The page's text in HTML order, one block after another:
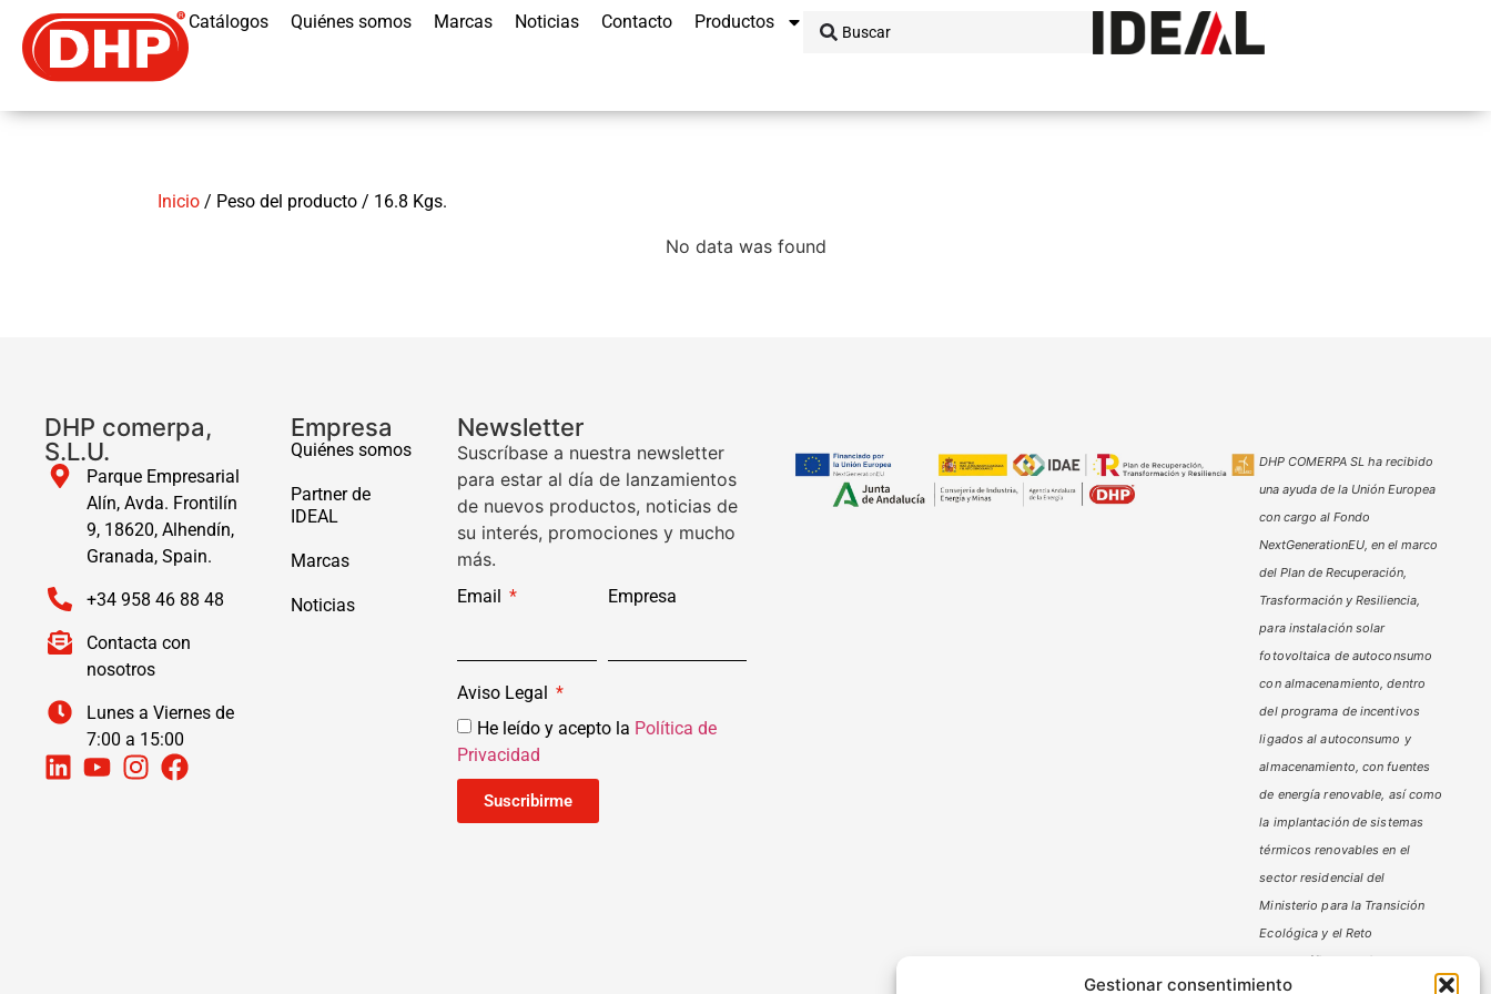
Gestionar consentimiento
Catálogos Quiénes somos Marcas Noticias Contacto Productos
Inicio / Peso del producto / 16.8 Kgs.
No data was found
DHP comerpa,
S.L.U.
Parque Empresarial
Alín, Avda. Frontilín
9, 18620, Alhendín,
Granada, Spain.
+34 958 46 88 48
Contacta con
nosotros
Lunes a Viernes de
7:00 a 15:00
Empresa
Quiénes somos
Partner de
IDEAL
Marcas
Noticias
Newsletter
Suscríbase a nuestra newsletter
para estar al día de lanzamientos
de nuevos productos, noticias de
su interés, promociones y mucho
más.
Email Empresa
Aviso Legal
He leído y acepto la Política de
Privacidad
Suscribirme
DHP COMERPA SL ha recibido
una ayuda de la Unión Europea
con cargo al Fondo
NextGenerationEU, en el marco
del Plan de Recuperación,
Trasformación y Resiliencia,
para instalación solar
fotovoltaica de autoconsumo
con almacenamiento, dentro
del programa de incentivos
ligados al autoconsumo y
almacenamiento, con fuentes
de energía renovable, así como
la implantación de sistemas
térmicos renovables en el
sector residencial del
Ministerio para la Transición
Ecológica y el Reto
Demográfico,
gestionado por
la Junta de Andalucía, a través